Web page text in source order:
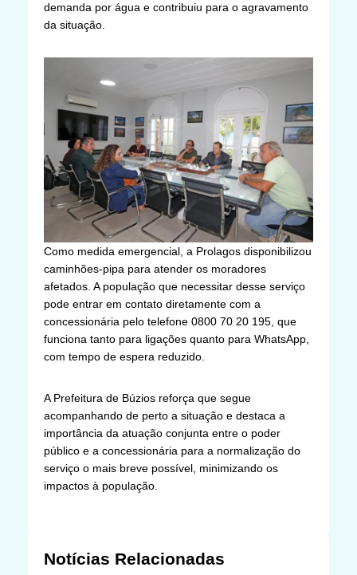
demanda por água e contribuiu para o agravamento
da situação.
Como medida emergencial, a Prolagos disponibilizou
caminhões-pipa para atender os moradores
afetados. A população que necessitar desse serviço
pode entrar em contato diretamente com a
concessionária pelo telefone 0800 70 20 195, que
funciona tanto para ligações quanto para WhatsApp,
com tempo de espera reduzido.
A Prefeitura de Búzios reforça que segue
acompanhando de perto a situação e destaca a
importância da atuação conjunta entre o poder
público e a concessionária para a normalização do
serviço o mais breve possível, minimizando os
impactos à população.
Notícias Relacionadas